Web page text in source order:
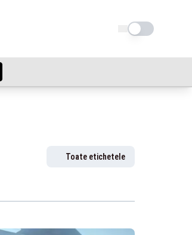
Schimba tema
Toate etichetele